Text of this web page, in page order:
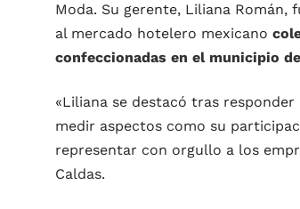
Moda. Su gerente, Liliana
al mercado hotelero mexicano
confeccionadas en el municipio
«Liliana se destacó tras
medir aspectos como su
representar con orgullo a los
Caldas.